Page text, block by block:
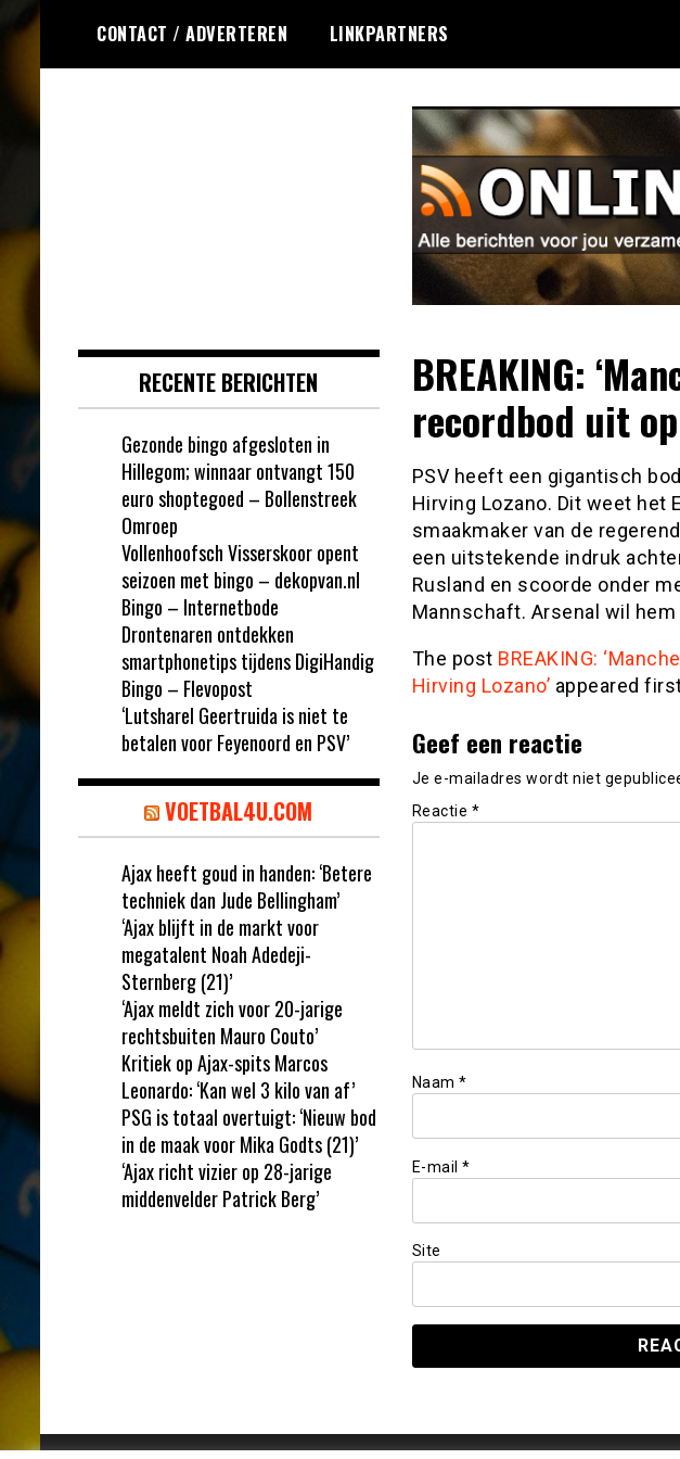
Ga
de
CONTACT / ADVERTEREN LINKPARTNERS
BREAKING:
recordbod uit
PSV heeft een gigantisch
Hirving Lozano. Dit weet het
smaakmaker van de
een uitstekende indruk
Rusland en scoorde onder
Mannschaft. Arsenal wil
The post BREAKING:
Hirving Lozano’ appeared
Geef een reactie
Je e-mailadres wordt niet
Reactie *
Naam *
E-mail *
Site
RECENTE BERICHTEN
Gezonde bingo afgesloten in
Hillegom; winnaar ontvangt 150
euro shoptegoed – Bollenstreek
Omroep
Vollenhoofsch Visserskoor opent
seizoen met bingo – dekopvan.nl
Bingo – Internetbode
Drontenaren ontdekken
smartphonetips tijdens DigiHandig
Bingo – Flevopost
‘Lutsharel Geertruida is niet te
betalen voor Feyenoord en PSV’
VOETBAL4U.COM
Ajax heeft goud in handen: ‘Betere
techniek dan Jude Bellingham’
‘Ajax blijft in de markt voor
megatalent Noah Adedeji-
Sternberg (21)’
‘Ajax meldt zich voor 20-jarige
rechtsbuiten Mauro Couto’
Kritiek op Ajax-spits Marcos
Leonardo: ‘Kan wel 3 kilo van af’
PSG is totaal overtuigt: ‘Nieuw bod
in de maak voor Mika Godts (21)’
‘Ajax richt vizier op 28-jarige
middenvelder Patrick Berg’